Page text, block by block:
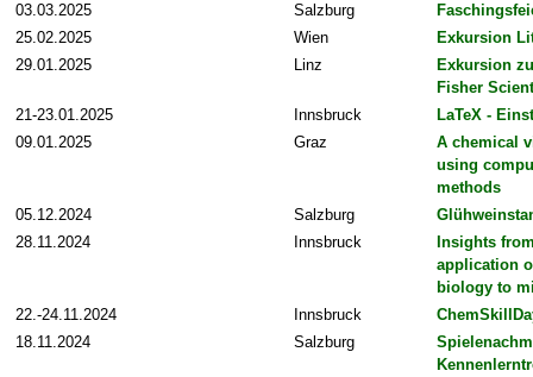
03.03.2025
Salzburg
25.02.2025
Wien
Exkursion
29.01.2025
Linz
Exkursion
Fisher
21-23.01.2025
Innsbruck
LaTeX -
09.01.2025
Graz
A chemical
using
methods
05.12.2024
Salzburg
28.11.2024
Innsbruck
Insights
application
biology to
22.-24.11.2024
Innsbruck
18.11.2024
Salzburg